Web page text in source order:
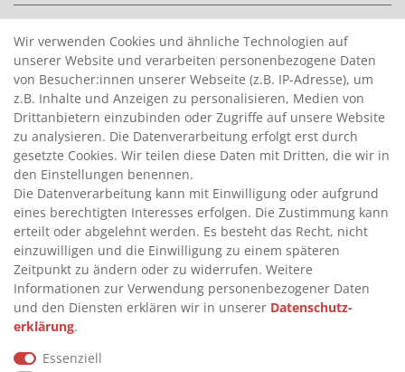
>
HANDPUMPEN FÜR BENZIN
>
HANDPUMPEN FÜR ÖLE
>
TANKANLAGEN
>
ADBLUE® BETANKUNG
INFORMATIONEN
>
FAQ
>
VERTRAG WIDERRUFEN
>
WIDERRUFSRECHT
>
WIDERRUFSFORMULAR
IMPRESSUM
>
DATENSCHUTZERKLÄRUNG
Wir verwenden Cookies und ähnliche Technologien auf
unserer Website und verarbeiten personenbezogene Daten
von Besucher:innen unserer Webseite (z.B. IP-Adresse), um
z.B. Inhalte und Anzeigen zu personalisieren, Medien von
Drittanbietern einzubinden oder Zugriffe auf unsere Website
zu analysieren. Die Datenverarbeitung erfolgt erst durch
gesetzte Cookies. Wir teilen diese Daten mit Dritten, die wir in
den Einstellungen benennen.
Die Datenverarbeitung kann mit Einwilligung oder aufgrund
eines berechtigten Interesses erfolgen. Die Zustimmung kann
erteilt oder abgelehnt werden. Es besteht das Recht, nicht
einzuwilligen und die Einwilligung zu einem späteren
Zeitpunkt zu ändern oder zu widerrufen. Weitere
Informationen zur Verwendung personenbezogener Daten
und den Diensten erklären wir in unserer Daten­schutz­
erklärung.
Essenziell